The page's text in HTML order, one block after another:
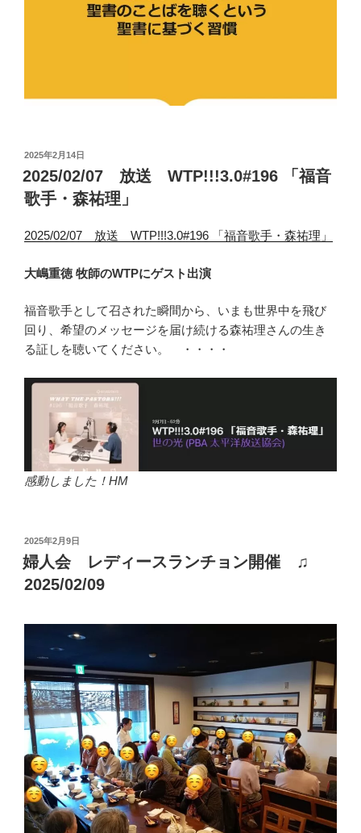
投
稿
日:
2025年2月14日
2025/02/07 放送 WTP!!!3.0#196 「福音
歌手・森祐理」
2025/02/07 放送 WTP!!!3.0#196 「福音歌手・森祐理」
大嶋重徳 牧師のWTPにゲスト出演
福音歌手として召された瞬間から、いまも世界中を飛び
回り、希望のメッセージを届け続ける森祐理さんの生き
る証しを聴いてください。 ・・・・
感動しました！HM
投
稿
日:
2025年2月9日
婦人会 レディースランチョン開催 ♫
2025/02/09